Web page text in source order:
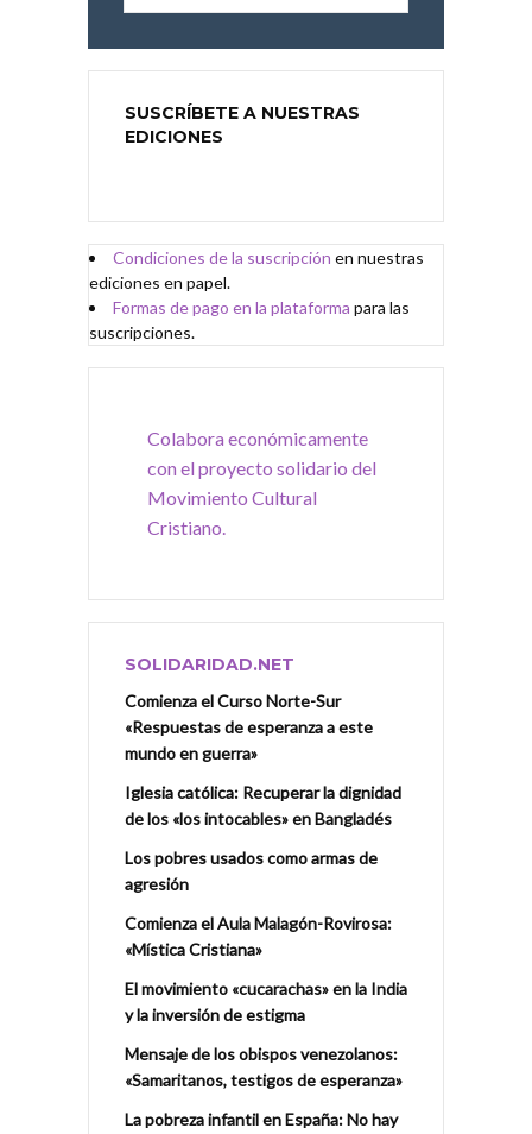
SUSCRÍBETE A NUESTRAS
EDICIONES
Condiciones dela suscripción en nuestras
ediciones en papel.
Formas de pago en la plataforma para las
suscripciones.
Colabora económicamente
con el proyecto solidario del
Movimiento Cultural
Cristiano.
SOLIDARIDAD.NET
Comienza el Curso Norte-Sur
«Respuestas de esperanza a este
mundo en guerra»
Iglesia católica: Recuperar la dignidad
de los «los intocables» en Bangladés
Los pobres usados como armas de
agresión
Comienza el Aula Malagón-Rovirosa:
«Mística Cristiana»
El movimiento «cucarachas» en la India
y la inversión de estigma
Mensaje de los obispos venezolanos:
«Samaritanos, testigos de esperanza»
La pobreza infantil en España: No hay